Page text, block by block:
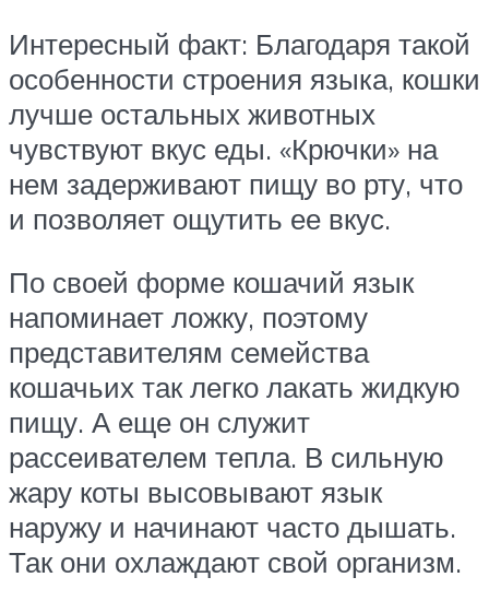
Интересный факт: Благодаря такой
особенности строения языка, кошки
лучше остальных животных
чувствуют вкус еды. «Крючки» на
нем задерживают пищу во рту, что
и позволяет ощутить ее вкус.
По своей форме кошачий язык
напоминает ложку, поэтому
представителям семейства
кошачьих так легко лакать жидкую
пищу. А еще он служит
рассеивателем тепла. В сильную
жару коты высовывают язык
наружу и начинают часто дышать.
Так они охлаждают свой организм.